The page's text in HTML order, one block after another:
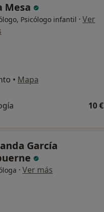
Mesa
Psicólogo infantil · Ver
• Mapa
10 €
García
· Ver más